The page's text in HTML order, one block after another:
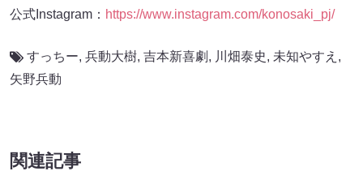
公式Instagram： https://www.instagram.com/konosaki_pj/
すっちー, 兵動大樹, 吉本新喜劇 , 川畑泰史, 未知やすえ ,
⽮野兵動
関連記事